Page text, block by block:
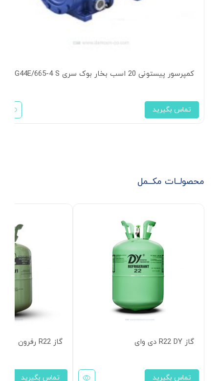
کمپرسور پیستونی 20 اسب بخار بوک سری HG44E/665-4 S
تماس بگیرید
محصولــات مکــمل
گاز R22 DY دی وای
تماس بگیرید
گاز R22 رفرون
تماس بگیرید